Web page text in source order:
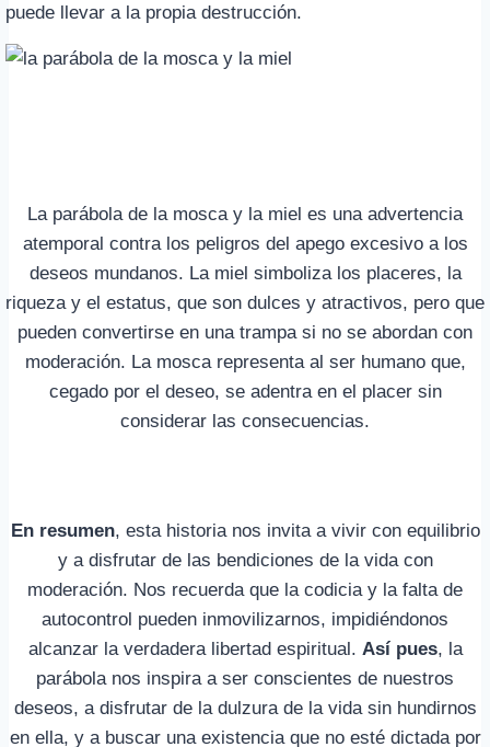
puede llevar a la propia destrucción.
La parábola de la mosca y la miel es una advertencia
atemporal contra los peligros del apego excesivo a los
deseos mundanos. La miel simboliza los placeres, la
riqueza y el estatus, que son dulces y atractivos, pero que
pueden convertirse en una trampa si no se abordan con
moderación. La mosca representa al ser humano que,
cegado por el deseo, se adentra en el placer sin
considerar las consecuencias.
En resumen, esta historia nos invita a vivir con equilibrio
y a disfrutar de las bendiciones de la vida con
moderación. Nos recuerda que la codicia y la falta de
autocontrol pueden inmovilizarnos, impidiéndonos
alcanzar la verdadera libertad espiritual. Así pues, la
parábola nos inspira a ser conscientes de nuestros
deseos, a disfrutar de la dulzura de la vida sin hundirnos
en ella, y a buscar una existencia que no esté dictada por